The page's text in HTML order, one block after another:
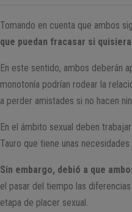
Tomando en cuenta que ambos
que puedan fracasar si
En este sentido, ambos deberán
monotonía podrían rodear la
a perder amistades si no hacen
En el ámbito sexual deben
Tauro que tiene unas
Sin embargo, debió a que
el pasar del tiempo las
etapa de placer sexual.